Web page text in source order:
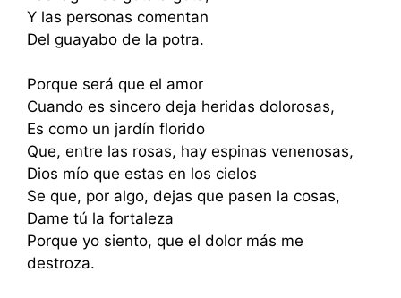
Y las personas comentan
Del guayabo de la potra.
Porque será que el amor
Cuando es sincero deja heridas dolorosas,
Es como un jardín florido
Que, entre las rosas, hay espinas venenosas,
Dios mío que estas en los cielos
Se que, por algo, dejas que pasen la cosas,
Dame tú la fortaleza
Porque yo siento, que el dolor más me
destroza.